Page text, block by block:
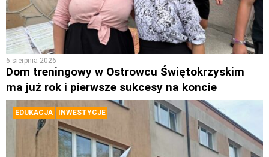
6 sierpnia 2026
Dom treningowy w Ostrowcu Świętokrzyskim
ma już rok i pierwsze sukcesy na koncie
EDUKACJA INWESTYCJE